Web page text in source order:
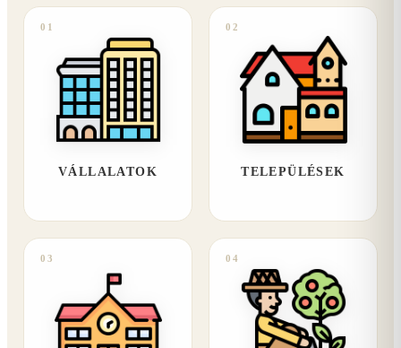
01
VÁLLALATOK
02
TELEPÜLÉSEK
03 04